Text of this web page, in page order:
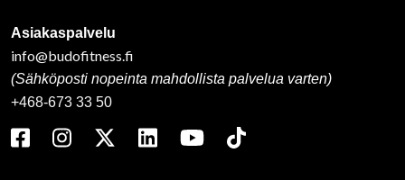
Asiakaspalvelu
info@budofitness.fi
(Sähköposti nopeinta mahdollista palvelua varten)
+468-673 33 50